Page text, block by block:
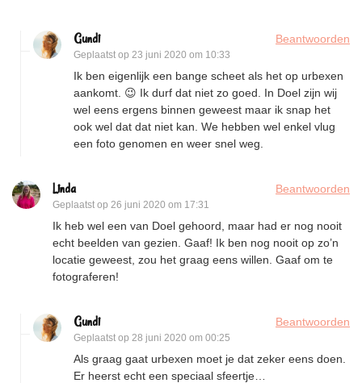
Gundi
Geplaatst op 23 juni 2020 om 10:33
Beantwoorden
Ik ben eigenlijk een bange scheet als het op urbexen
aankomt. 😉 Ik durf dat niet zo goed. In Doel zijn wij
wel eens ergens binnen geweest maar ik snap het
ook wel dat dat niet kan. We hebben wel enkel vlug
een foto genomen en weer snel weg.
Linda
Geplaatst op 26 juni 2020 om 17:31
Beantwoorden
Ik heb wel een van Doel gehoord, maar had er nog nooit
echt beelden van gezien. Gaaf! Ik ben nog nooit op zo’n
locatie geweest, zou het graag eens willen. Gaaf om te
fotograferen!
Gundi
Geplaatst op 28 juni 2020 om 00:25
Beantwoorden
Als graag gaat urbexen moet je dat zeker eens doen.
Er heerst echt een speciaal sfeertje…